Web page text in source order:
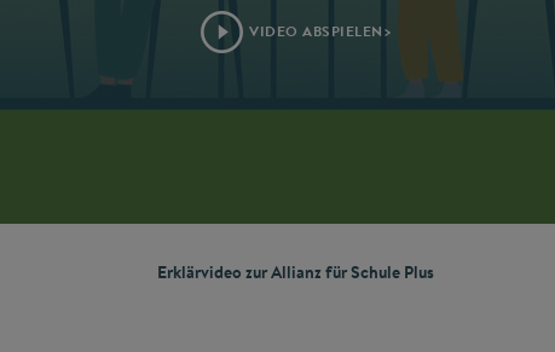
VIDEO ABSPIELEN>
Erklärvideo zur Allianz für Schule Plus